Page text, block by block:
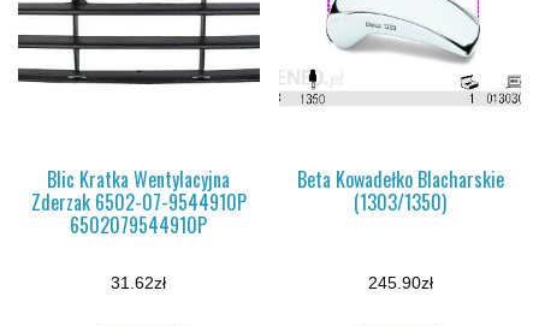
Blic Kratka Wentylacyjna
Zderzak 6502-07-9544910P
6502079544910P
31.62zł
Beta Kowadełko Blacharskie
(1303/1350)
245.90zł